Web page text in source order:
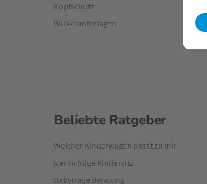
Kopfschutz
Wickelunterlagen
Beliebte Ratgeber
Welcher Kinderwagen passt zu mir
Der richtige Kindersitz
Babytrage Beratung